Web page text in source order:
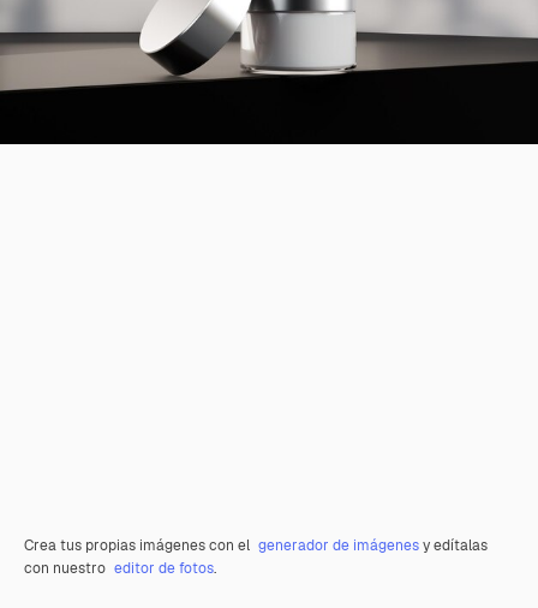
Crea tus propias imágenes con el generador de imágenesy edítalas
con nuestro editor de fotos.